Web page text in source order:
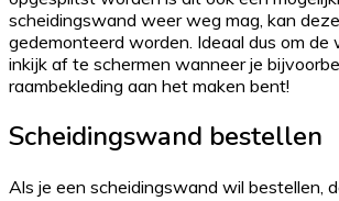
scheidingswand weer weg mag, kan
gedemonteerd worden. Ideaal dus om de
inkijk af te schermen wanneer je
raambekleding aan het maken bent!
Scheidingswand bestellen
Als je een scheidingswand wil bestellen,